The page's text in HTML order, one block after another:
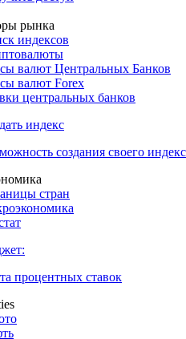
доступ
рынка
индексов
валют Центральных Банков
валют Forex
центральных банков
индекс
создания своего индекса
стран
процентных ставок